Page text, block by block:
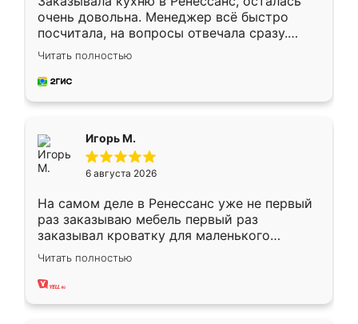
очень довольна. Менеджер всё быстро
посчитала, на вопросы отвечала сразу.
Замерщик приехал в субботу, подошёл к
делу со всей ответственностью. Собрали
за день, ребята работали аккуратно, даже
Читать полностью
Игорь М.
6 августа 2026
На самом деле в Ренессанс уже не первый
раз заказываю мебель первый раз
заказывал кроватку для маленького
ребёнка при его рождении ,во второй раз
заказал шкаф-купе. По качеству очень
хорошее сборка достаточно быстрая,
Читать полностью